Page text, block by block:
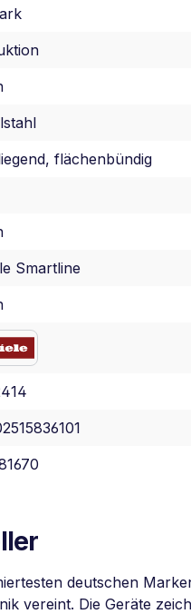
flächenbündig
Smartline
deutschen
vereint. Die Geräte